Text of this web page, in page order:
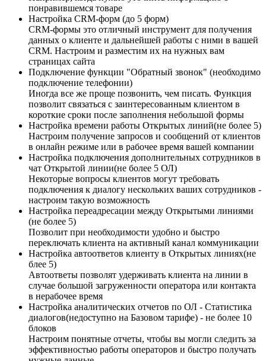
понравившемся товаре
Настройка CRM-форм (до 5 форм)
CRM-формы это отличный инструмент для получения
данных о клиенте и дальнейшей работы с ними в вашей
CRM. Настроим и разместим их на нужных вам
страницах сайта
Подключение функции "Обратный звонок" (необходимо
подключение телефонии)
Иногда все же проще позвонить, чем писать. Функция
позволит связаться с заинтересованным клиентом в
короткие сроки после заполнения небольшой формы
Настройка времени работы Открытых линий(не более 5)
Настроим получение запросов и сообщений от клиентов
в онлайн режиме или в рабочее время вашей компании
Настройка подключения дополнительных сотрудников в
чат Открытой линии(не более 5 ОЛ)
Некоторые вопросы клиентов могут требовать
подключения к диалогу нескольких ваших сотрудников -
настроим такую возможность
Настройка переадресации между Открытыми линиями
(не более 5)
Позволит при необходимости удобно и быстро
переключать клиента на активный канал коммуникации
Настройка автоответов клиенту в Открытых линиях(не
блее 5)
Автоответы позволят удерживать клиента на линии в
случае большой загруженности оператора или контакта
в нерабочее время
Настройка аналитических отчетов по ОЛ - Статистика
диалогов(недоступно на Базовом тарифе) - не более 10
блоков
Настроим понятные отчеты, чтобы вы могли следить за
эффективностью работы операторов и быстро получать